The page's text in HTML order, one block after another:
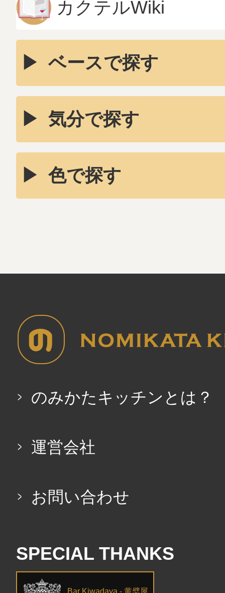
カクテルWiki
ベースで探す
気分で探す
色で探す
のみかたキッチンとは？
運営会社
お問い合わせ
SPECIAL THANKS
Bar Kiwadaya - 黄檗屋